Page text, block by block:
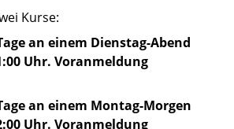
Kurse:
an einem Dienstag-Abend
Uhr. Voranmeldung
an einem Montag-Morgen
Uhr. Voranmeldung